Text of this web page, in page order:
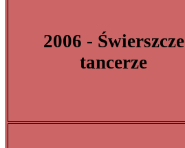
2006 - Świerszcze
tancerze